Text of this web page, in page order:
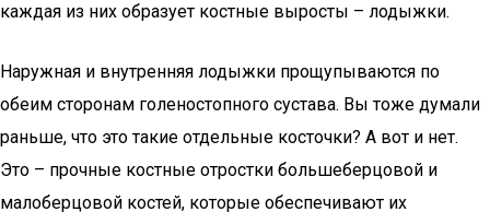
каждая из них образует костные выросты – лодыжки.
Наружная и внутренняя лодыжки прощупываются по
обеим сторонам голеностопного сустава. Вы тоже думали
раньше, что это такие отдельные косточки? А вот и нет.
Это – прочные костные отростки большеберцовой и
малоберцовой костей, которые обеспечивают их